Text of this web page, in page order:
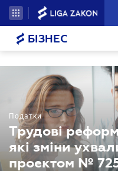
БІЗНЕС
Податки
Трудові
які зміни
проектом №